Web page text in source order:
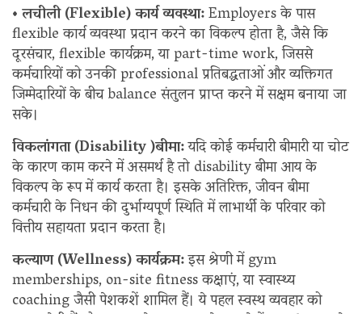
• लचीली (Flexible) कार्य व्यवस्था:Employers के पास
flexible कार्य व्यवस्था प्रदान करने का विकल्प होता है, जैसे कि
दूरसंचार, flexible कार्यक्रम, या part-time work, जिससे
कर्मचारियों को उनकी professional प्रतिबद्धताओं और व्यक्तिगत
जिम्मेदारियों के बीच balance संतुलन प्राप्त करने में सक्षम बनाया जा
सके।
विकलांगता (Disability )बीमा:यदि कोई कर्मचारी बीमारी या चोट
के कारण काम करने में असमर्थ है तो disability बीमा आय के
विकल्प के रूप में कार्य करता है। इसके अतिरिक्त, जीवन बीमा
कर्मचारी के निधन की दुर्भाग्यपूर्ण स्थिति में लाभार्थी के परिवार को
वित्तीय सहायता प्रदान करता है।
कल्याण (Wellness) कार्यक्रम:इस श्रेणी में gym
memberships, on-site fitness कक्षाएं, या स्वास्थ्य
coaching जैसी पेशकशें शामिल हैं। ये पहल स्वस्थ व्यवहार को